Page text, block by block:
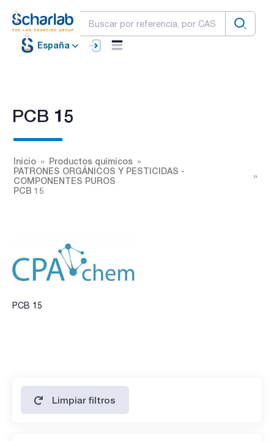
España
PCB 15
Inicio
Productos químicos
PATRONES ORGÁNICOS Y PESTICIDAS -
COMPONENTES PUROS
PCB 15
PCB 15
Limpiar filtros